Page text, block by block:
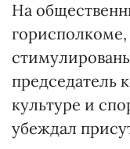
На
председатель
культуре и
убеждал